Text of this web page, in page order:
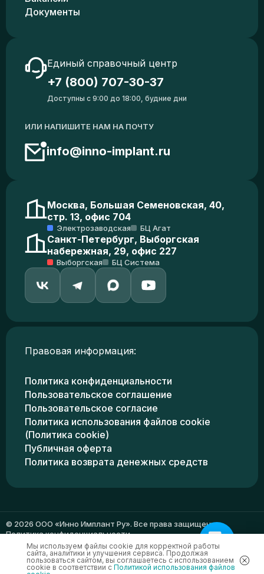
Документы
Единый справочный центр
+7 (800) 707-30-37
Доступны с 9:00 до 18:00, будние дни
ИЛИ НАПИШИТЕ НАМ НА ПОЧТУ
info@inno-implant.ru
Москва, Большая Семеновская, 40,
стр. 13, офис 704
Электрозаводская БЦ Агат
Санкт-Петербург, Выборгская
набережная, 29, офис 227
Выборгская БЦ Система
Правовая информация:
Политика конфиденциальности
Пользовательское соглашение
Пользовательское согласие
Политика использования файлов cookie
(Политика cookie)
Публичная оферта
Политика возврата денежных средств
© 2026 ООО «Инно Имплант Ру». Все права защищены.
Политика конфиденциальности
Мы используем файлы cookie для корректной работы
сайта, аналитики и улучшения сервиса. Продолжая
пользоваться сайтом, вы соглашаетесь с использованием
cookie в соответствии с Политикой использования файлов